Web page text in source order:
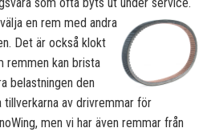
en rem med andra
Det är också klokt
remmen kan brista
belastningen den
av drivremmar för
men vi har även remmar från